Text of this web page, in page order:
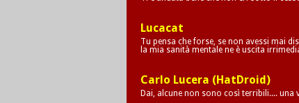
Lucacat
Tu pensa che forse, se non avessi mai
la mia sanità mentale ne è uscita
Carlo Lucera (HatDroid)
Dai, alcune non sono così terribili.... una